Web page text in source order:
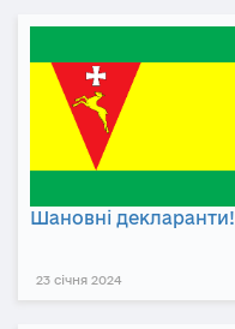
Шановні декларанти!
23 січня 2024